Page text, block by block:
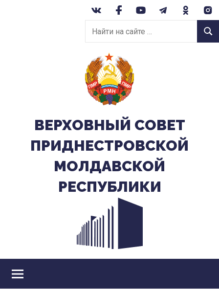
Найти
на
сайте:
ВЕРХОВНЫЙ CОВЕТ
ПРИДНЕСТРОВСКОЙ
МОЛДАВСКОЙ
РЕСПУБЛИКИ